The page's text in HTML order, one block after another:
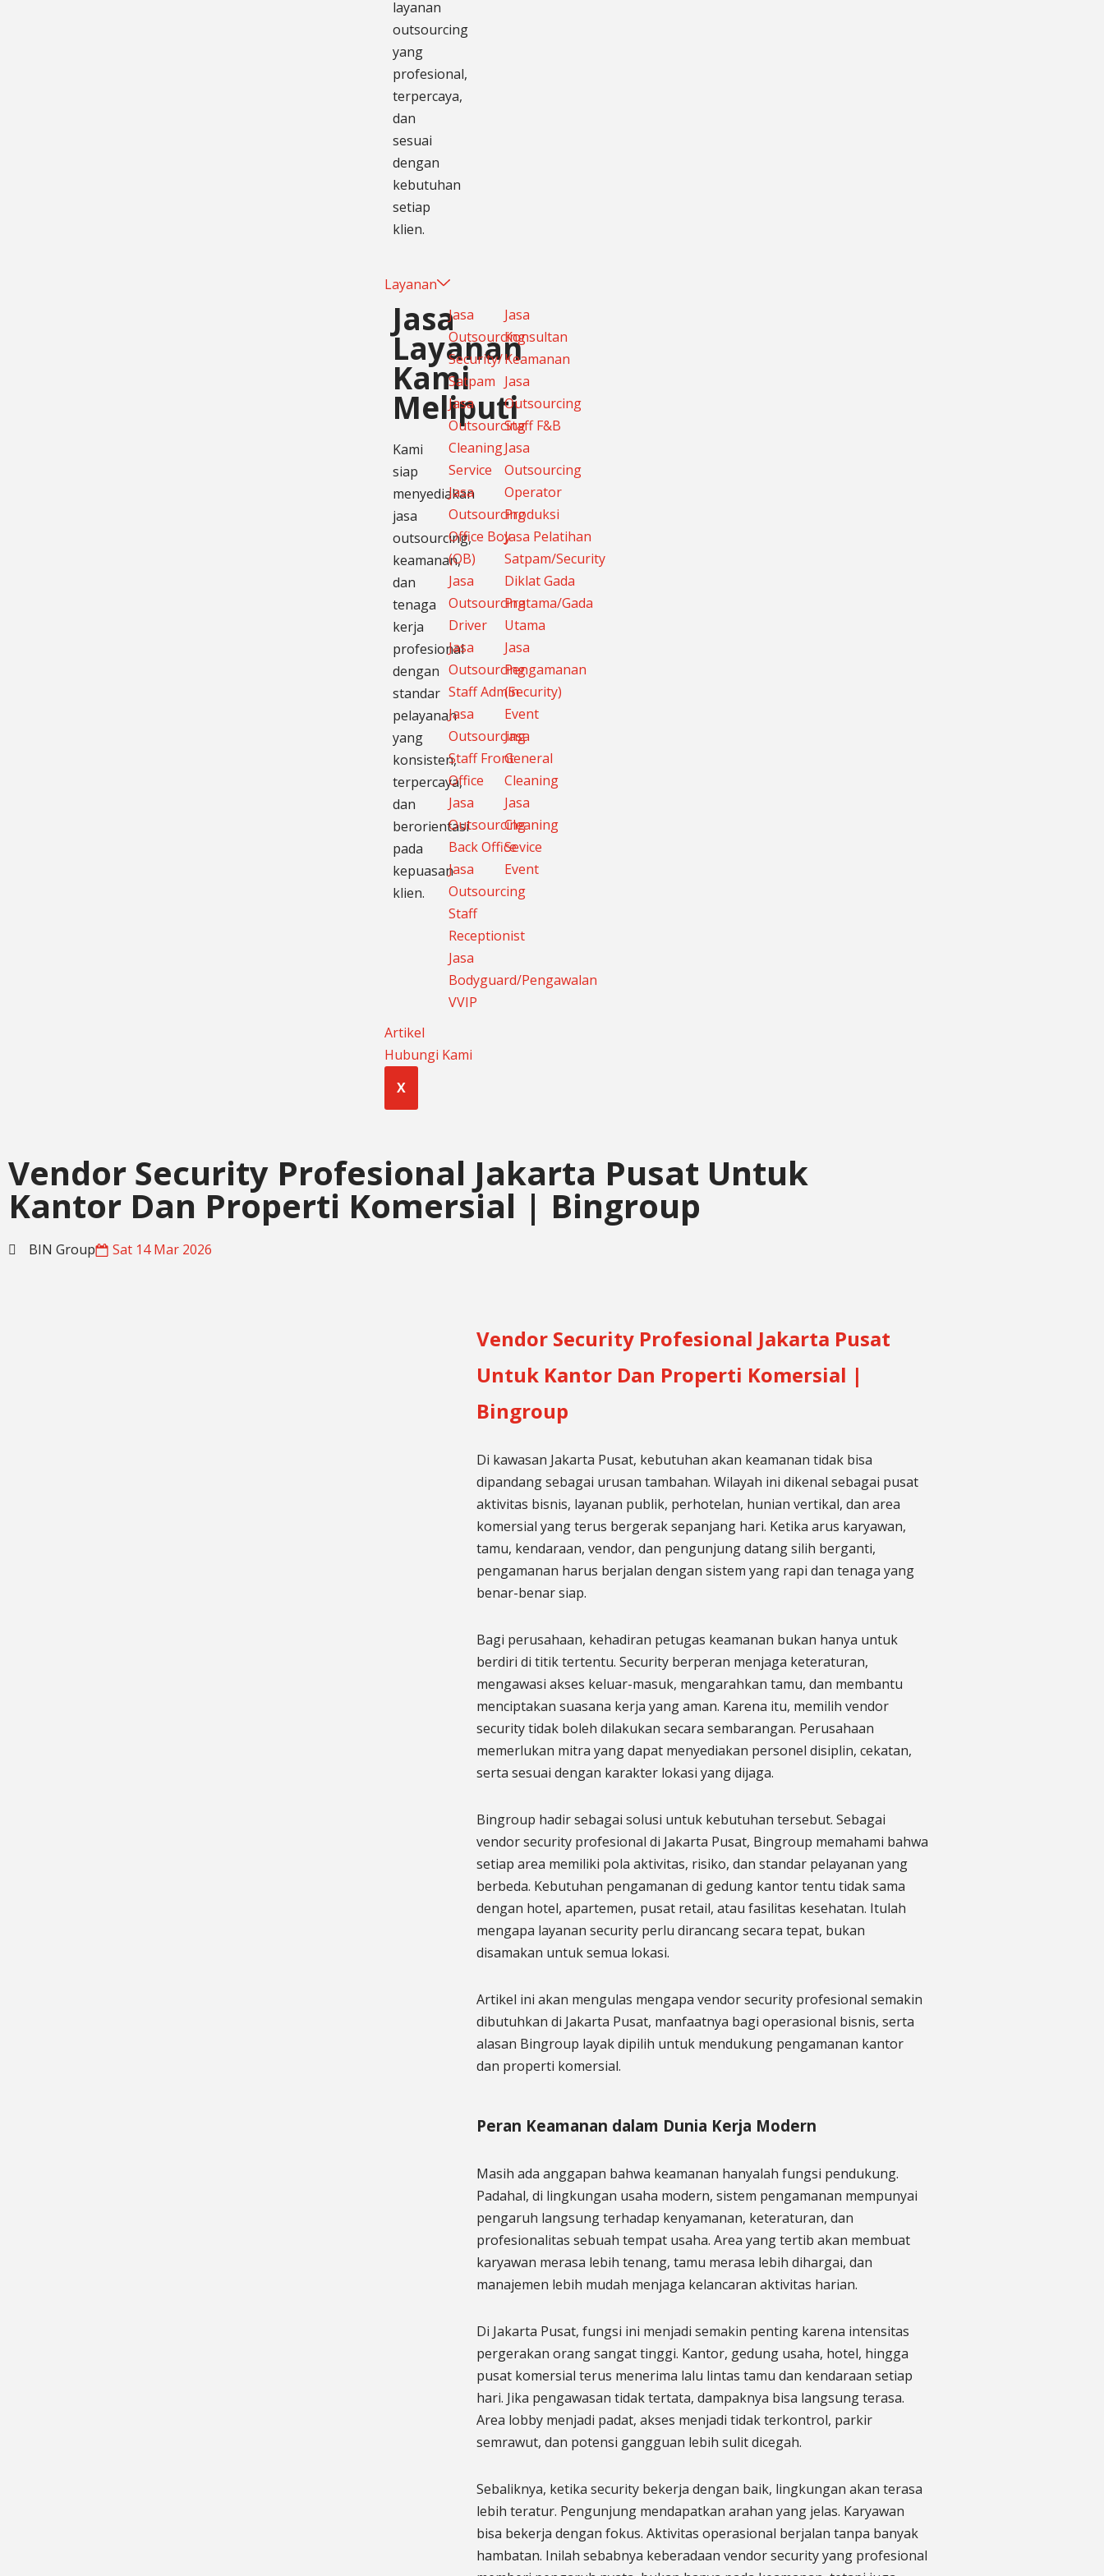
layanan
outsourcing
yang
profesional,
terpercaya,
dan
sesuai
dengan
kebutuhan
setiap
klien.
Layanan
Jasa
Layanan
Kami
Meliputi
Kami
siap
menyediakan
jasa
outsourcing,
keamanan,
dan
tenaga
kerja
profesional
dengan
standar
pelayanan
yang
konsisten,
terpercaya,
dan
berorientasi
pada
kepuasan
klien.
Jasa
Outsourcing
Security/
Satpam
Jasa
Outsourcing
Cleaning
Service
Jasa
Outsourcing
Office Boy
(OB)
Jasa
Outsourcing
Driver
Jasa
Outsourcing
Staff Admin
Jasa
Outsourcing
Staff Front
Office
Jasa
Outsourcing
Back Office
Jasa
Outsourcing
Staff
Receptionist
Jasa
Bodyguard/Pengawalan
VVIP
Jasa
Konsultan
Keamanan
Jasa
Outsourcing
Staff F&B
Jasa
Outsourcing
Operator
Produksi
Jasa Pelatihan
Satpam/Security
Diklat Gada
Pratama/Gada
Utama
Jasa
Pengamanan
(Security)
Event
Jasa
General
Cleaning
Jasa
Cleaning
Sevice
Event
Artikel
Hubungi Kami
X
Vendor Security Profesional Jakarta Pusat Untuk
Kantor Dan Properti Komersial | Bingroup
BIN Group Sat 14 Mar 2026
Vendor Security Profesional Jakarta Pusat
Untuk Kantor Dan Properti Komersial |
Bingroup
Di kawasan Jakarta Pusat, kebutuhan akan keamanan tidak bisa
dipandang sebagai urusan tambahan. Wilayah ini dikenal sebagai pusat
aktivitas bisnis, layanan publik, perhotelan, hunian vertikal, dan area
komersial yang terus bergerak sepanjang hari. Ketika arus karyawan,
tamu, kendaraan, vendor, dan pengunjung datang silih berganti,
pengamanan harus berjalan dengan sistem yang rapi dan tenaga yang
benar-benar siap.
Bagi perusahaan, kehadiran petugas keamanan bukan hanya untuk
berdiri di titik tertentu. Security berperan menjaga keteraturan,
mengawasi akses keluar-masuk, mengarahkan tamu, dan membantu
menciptakan suasana kerja yang aman. Karena itu, memilih vendor
security tidak boleh dilakukan secara sembarangan. Perusahaan
memerlukan mitra yang dapat menyediakan personel disiplin, cekatan,
serta sesuai dengan karakter lokasi yang dijaga.
Bingroup hadir sebagai solusi untuk kebutuhan tersebut. Sebagai
vendor security profesional di Jakarta Pusat, Bingroup memahami bahwa
setiap area memiliki pola aktivitas, risiko, dan standar pelayanan yang
berbeda. Kebutuhan pengamanan di gedung kantor tentu tidak sama
dengan hotel, apartemen, pusat retail, atau fasilitas kesehatan. Itulah
mengapa layanan security perlu dirancang secara tepat, bukan
disamakan untuk semua lokasi.
Artikel ini akan mengulas mengapa vendor security profesional semakin
dibutuhkan di Jakarta Pusat, manfaatnya bagi operasional bisnis, serta
alasan Bingroup layak dipilih untuk mendukung pengamanan kantor
dan properti komersial.
Peran Keamanan dalam Dunia Kerja Modern
Masih ada anggapan bahwa keamanan hanyalah fungsi pendukung.
Padahal, di lingkungan usaha modern, sistem pengamanan mempunyai
pengaruh langsung terhadap kenyamanan, keteraturan, dan
profesionalitas sebuah tempat usaha. Area yang tertib akan membuat
karyawan merasa lebih tenang, tamu merasa lebih dihargai, dan
manajemen lebih mudah menjaga kelancaran aktivitas harian.
Di Jakarta Pusat, fungsi ini menjadi semakin penting karena intensitas
pergerakan orang sangat tinggi. Kantor, gedung usaha, hotel, hingga
pusat komersial terus menerima lalu lintas tamu dan kendaraan setiap
hari. Jika pengawasan tidak tertata, dampaknya bisa langsung terasa.
Area lobby menjadi padat, akses menjadi tidak terkontrol, parkir
semrawut, dan potensi gangguan lebih sulit dicegah.
Sebaliknya, ketika security bekerja dengan baik, lingkungan akan terasa
lebih teratur. Pengunjung mendapatkan arahan yang jelas. Karyawan
bisa bekerja dengan fokus. Aktivitas operasional berjalan tanpa banyak
hambatan. Inilah sebabnya keberadaan vendor security yang profesional